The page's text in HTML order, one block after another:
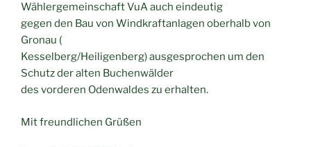
Wählergemeinschaft VuA auch eindeutig
gegen den Bau von Windkraftanlagen oberhalb von
Gronau (
Kesselberg/Heiligenberg) ausgesprochen um den
Schutz der alten Buchenwälder
des vorderen Odenwaldes zu erhalten.
Mit freundlichen Grüßen